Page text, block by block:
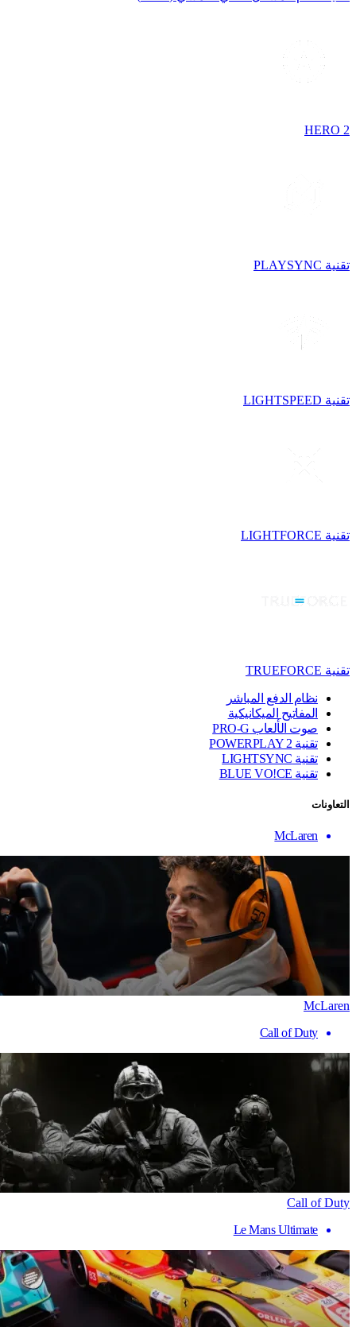
HERO 2
تقنية PLAYSYNC
تقنية LIGHTSPEED
تقنية LIGHTFORCE
تقنية TRUEFORCE
نظام الدفع المباشر
المفاتيح الميكانيكية
صوت الألعاب PRO-G
تقنية ‏POWERPLAY 2
تقنية LIGHTSYNC
تقنية BLUE VO!CE
التعاونات
McLaren
McLaren
Call of Duty
Call of Duty
Le Mans Ultimate